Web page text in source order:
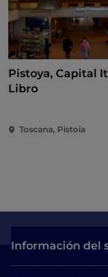
Pistoya, Capital
Libro
Toscana, Pistoia
Información del